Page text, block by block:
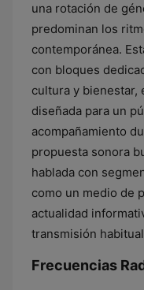
una rotación de
predominan los
contemporánea.
con bloques
cultura y bienestar,
diseñada para un
acompañamiento
propuesta sonora
hablada con
como un medio de
actualidad
transmisión
Frecuencias